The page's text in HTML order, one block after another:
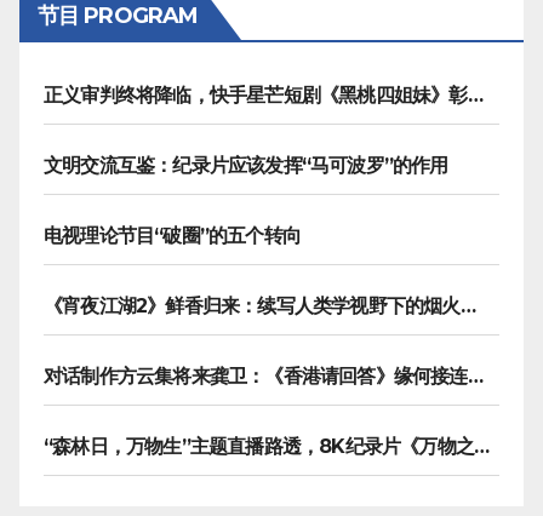
节目 PROGRAM
正义审判终将降临，快手星芒短剧《黑桃四姐妹》彰显治愈内核
文明交流互鉴：纪录片应该发挥“马可波罗”的作用
电视理论节目“破圈”的五个转向
《宵夜江湖2》鲜香归来：续写人类学视野下的烟火漫游记
对话制作方云集将来龚卫：《香港请回答》缘何接连获国际传播大奖
“森林日，万物生”主题直播路透，8K纪录片《万物之生》今晚播出